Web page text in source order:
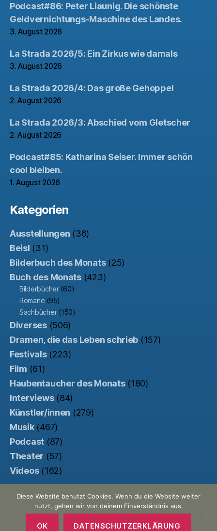
Podcast#86: Peter Liaunig. Die schönste
Geldvernichtungs-Maschine des Landes.
3. August 2026
La Strada 2026/5: Ein Zirkus wie damals
3. August 2026
La Strada 2026/4: Das große Gehoppel
2. August 2026
La Strada 2026/3: Abschied vom Gletscher
2. August 2026
Podcast#85: Katharina Seiser. Immer schön
cool bleiben.
1. August 2026
Kategorien
Ausstellungen (36)
Beisl (31)
Bilderbuch des Monats(25)
Buch des Monats(423)
Bilderbücher(60)
Romane (95)
Sachbücher(150)
Diverses(506)
Dramen, die das Leben schrieb (157)
Festivals(223)
Film (61)
Haubentaucher des Monats(180)
Interviews(84)
Künstler/innen (279)
Musik(467)
Podcast (87)
Theater (57)
Videos(162)
© 2026Der Haubentaucher
Made with ♥ by Pretty Commercial/
Unterstützt von der
Kinowebsite Uncut
Nach oben
Diese Website benutzt Cookies. Wenn du die Website weiter
nutzt, gehen wir von deinem Einverständnis aus.
OK DATENSCHUTZERKLÄRUNG